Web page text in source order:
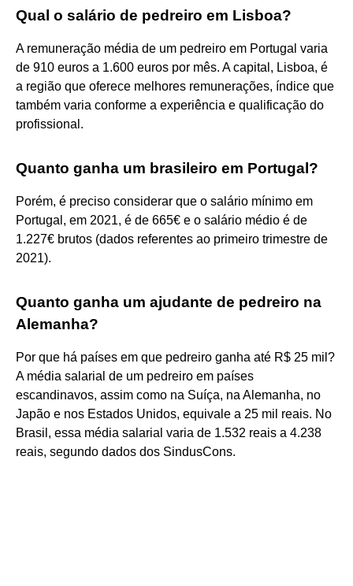
Qual o salário de pedreiro em Lisboa?
A remuneração média de um pedreiro em Portugal varia
de 910 euros a 1.600 euros por mês. A capital, Lisboa, é
a região que oferece melhores remunerações, índice que
também varia conforme a experiência e qualificação do
profissional.
Quanto ganha um brasileiro em Portugal?
Porém, é preciso considerar que o salário mínimo em
Portugal, em 2021, é de 665€ e o salário médio é de
1.227€ brutos (dados referentes ao primeiro trimestre de
2021).
Quanto ganha um ajudante de pedreiro na
Alemanha?
Por que há países em que pedreiro ganha até R$ 25 mil?
A média salarial de um pedreiro em países
escandinavos, assim como na Suíça, na Alemanha, no
Japão e nos Estados Unidos, equivale a 25 mil reais. No
Brasil, essa média salarial varia de 1.532 reais a 4.238
reais, segundo dados dos SindusCons.